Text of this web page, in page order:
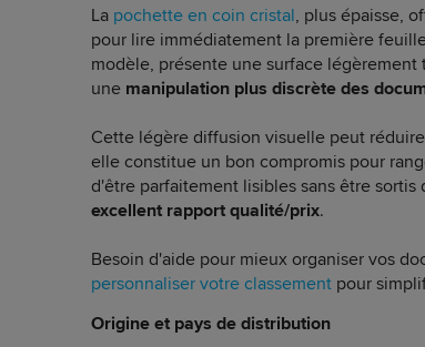
La pochette en coin cristal, plus épaisse,
pour lire immédiatement la première
modèle, présente une surface légèrement
une manipulation plus discrète des
Cette légère diffusion visuelle peut
elle constitue un bon compromis pour
d'être parfaitement lisibles sans être
excellent rapport qualité/prix.
Besoin d'aide pour mieux organiser vos
personnaliser votre classement pour
Origine et pays de distribution